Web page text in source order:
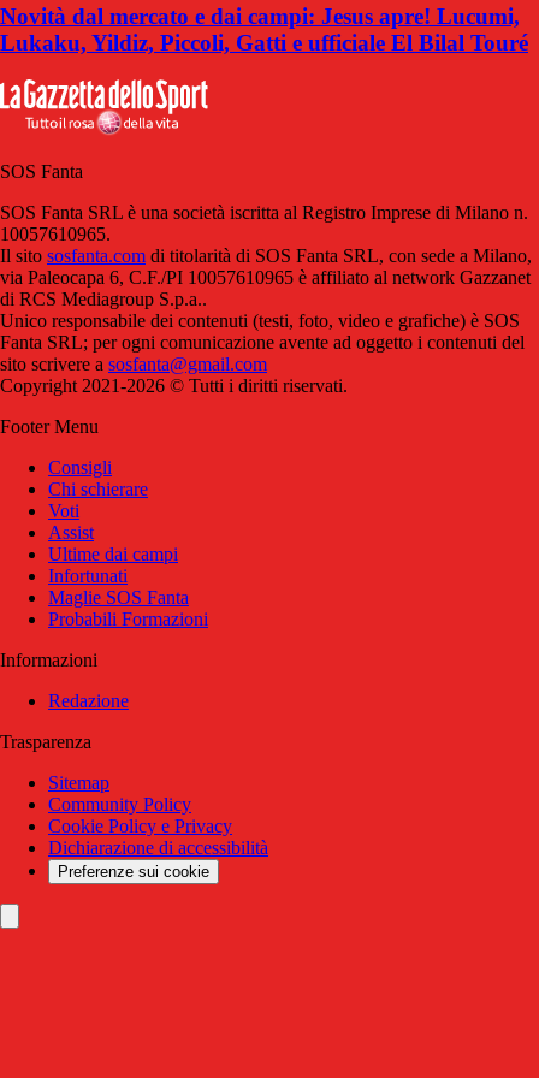
Novità dal mercato e dai campi: Jesus apre! Lucumi,
Lukaku, Yildiz, Piccoli, Gatti e ufficiale El Bilal Touré
SOS Fanta
SOS Fanta SRL è una società iscritta al Registro Imprese di Milano n.
10057610965.
Il sito sosfanta.com di titolarità di SOS Fanta SRL, con sede a Milano,
via Paleocapa 6, C.F./PI 10057610965 è affiliato al network Gazzanet
di RCS Mediagroup S.p.a..
Unico responsabile dei contenuti (testi, foto, video e grafiche) è SOS
Fanta SRL; per ogni comunicazione avente ad oggetto i contenuti del
sito scrivere a sosfanta@gmail.com
Copyright 2021-2026 © Tutti i diritti riservati.
Footer Menu
Consigli
Chi schierare
Voti
Assist
Ultime dai campi
Infortunati
Maglie SOS Fanta
Probabili Formazioni
Informazioni
Redazione
Trasparenza
Sitemap
Community Policy
Cookie Policy e Privacy
Dichiarazione di accessibilità
Preferenze sui cookie